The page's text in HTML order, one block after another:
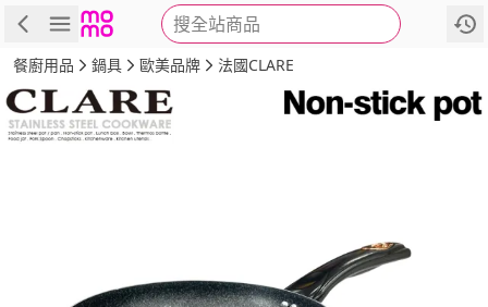
搜全站商品
商品 評價 詳情
餐廚用品 鍋具 歐美品牌 法國CLARE